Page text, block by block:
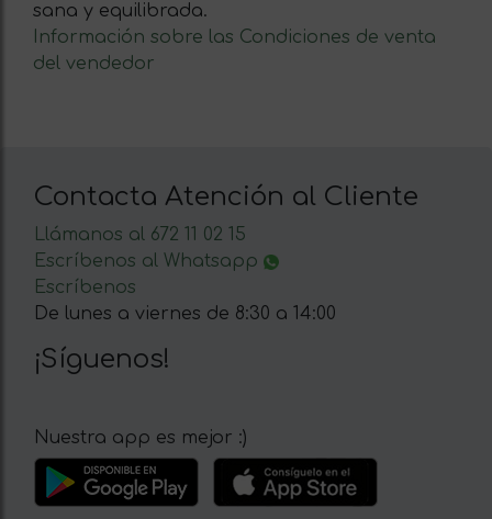
sana y equilibrada.
Información sobre las Condiciones de venta
del vendedor
Contacta Atención al Cliente
Llámanos al 672 11 02 15
Escríbenos al Whatsapp
Escríbenos
De lunes a viernes de 8:30 a 14:00
¡Síguenos!
Nuestra app es mejor :)